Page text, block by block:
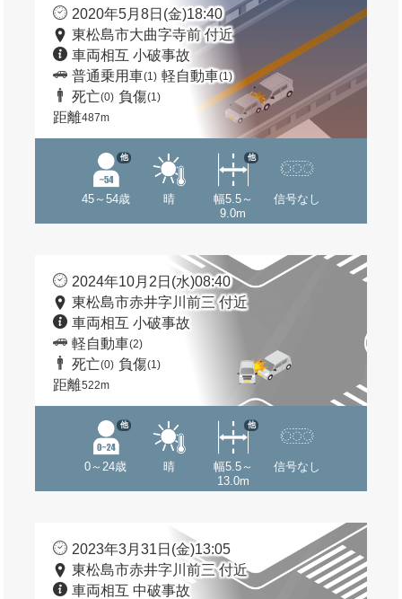
2020年5月8日(金)18:40
東松島市大曲字寺前 付近
車両相互 小破事故
普通乗用車(1) 軽自動車(1)
死亡(0) 負傷(1)
距離487m
45～54歳
他
晴
幅5.5～
9.0m
他
信号なし
2024年10月2日(水)08:40
東松島市赤井字川前三 付近
車両相互 小破事故
軽自動車(2)
死亡(0) 負傷(1)
距離522m
0～24歳
他
晴
幅5.5～
13.0m
他
信号なし
2023年3月31日(金)13:05
東松島市赤井字川前三 付近
車両相互 中破事故